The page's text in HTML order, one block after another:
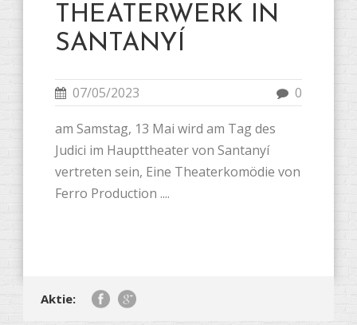
THEATERWERK IN
SANTANYÍ
07/05/2023 0
am Samstag, 13 Mai wird am Tag des
Judici im Haupttheater von Santanyí
vertreten sein, Eine Theaterkomödie von
Ferro Production ....
Aktie: